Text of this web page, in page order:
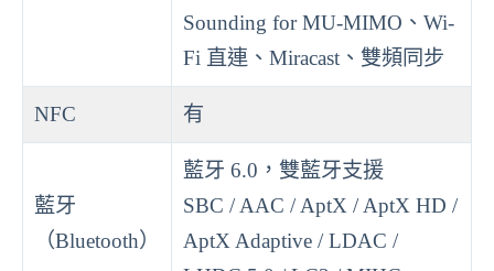
Sounding for MU-MIMO、Wi-
Fi 直連、Miracast、雙頻同步
NFC 有
藍牙
（Bluetooth）
藍牙 6.0，雙藍牙支援
SBC / AAC / AptX / AptX HD /
AptX Adaptive / LDAC /